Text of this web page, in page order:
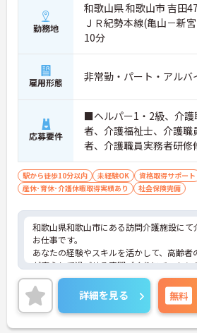
勤務地
和歌山県 和歌山市 吉田
ＪＲ紀勢本線(亀山－新
10分
雇用形態 非常勤・パート・アルバ
応募要件
■ヘルパー1・2級、介護
者、介護福祉士、介護職
者、介護職員実務者研修
の資格 ■未経験の方OK
駅から徒歩10分以内 未経験OK 資格取得サポート
産休･育休･介護休暇取得実績あり
社会保険完備
和歌山県和歌山市にある訪問介護施設にて
お仕事です。
あなたの経験やスキルを活かして、高齢者
が安心して過ごせる空間づくりにチャレン
ませんか？
ご興味ある方には、面接対策ポイントなど
詳細をお話しいたしますのでお気軽にご相
い。
詳細を見る 無料